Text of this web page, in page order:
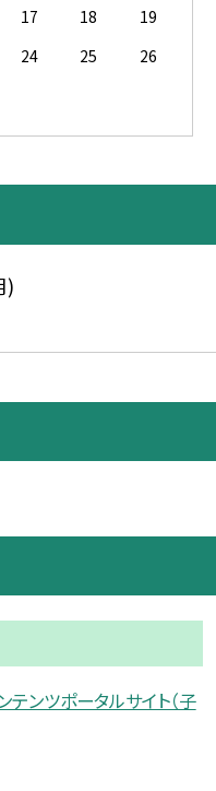
17 18
19
24 25
26
)
ンツポータルサイト（子